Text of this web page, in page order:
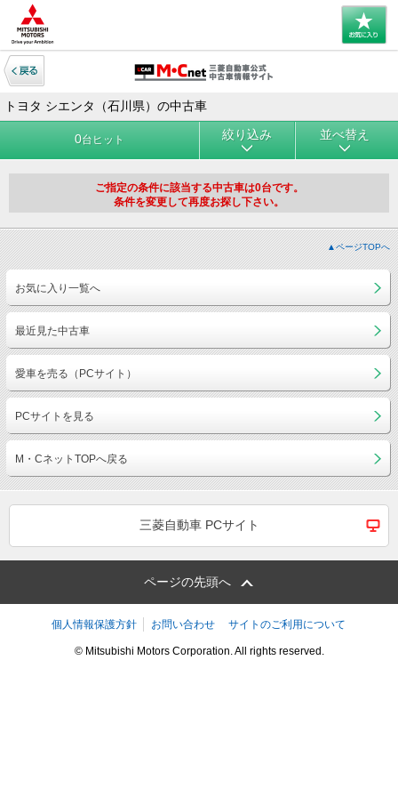
トヨタ シエンタ（石川県）の中古車
0台ヒット 絞り込み 並べ替え
ご指定の条件に該当する中古車は0台です。
条件を変更して再度お探し下さい。
▲ページTOPへ
お気に入り一覧へ
最近見た中古車
愛車を売る（PCサイト）
PCサイトを見る
M・CネットTOPへ戻る
三菱自動車 PCサイト
ページの先頭へ
個人情報保護方針 お問い合わせ サイトのご利用について
© Mitsubishi Motors Corporation. All rights reserved.